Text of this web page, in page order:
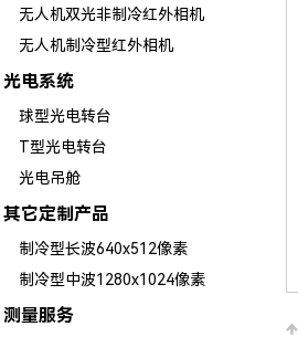
无人机双光非制冷红外相机
无人机制冷型红外相机
光电系统
球型光电转台
T型光电转台
光电吊舱
其它定制产品
制冷型长波640x512像素
制冷型中波1280x1024像素
测量服务